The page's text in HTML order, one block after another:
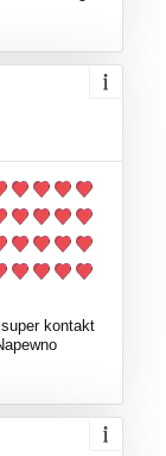
kontakt